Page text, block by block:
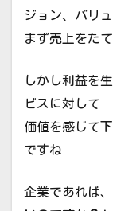
ジョン、バリ
まず売上をた
しかし利益を
ビスに対して
価値を感じて
ですね
企業であれば、